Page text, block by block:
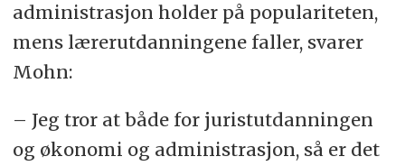
administrasjon holder på populariteten,
mens lærerutdanningene faller, svarer
Mohn:
– Jeg tror at både for juristutdanningen
og økonomi og administrasjon, så er det